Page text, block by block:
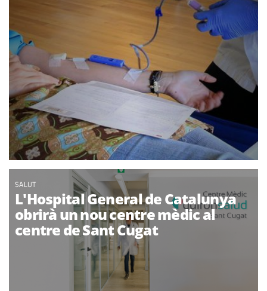
SALUT
L'Hospital General de Catalunya
obrirà un nou centre mèdic al
centre de Sant Cugat